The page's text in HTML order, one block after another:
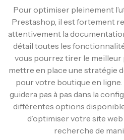
Pour optimiser pleinement
Prestashop, il est fortement
attentivement la
détail toutes les
vous pourrez tirer le meilleur
mettre en place une stratégie
pour votre boutique en
guidera pas à pas dans la
différentes options
d’optimiser votre site
recherche de